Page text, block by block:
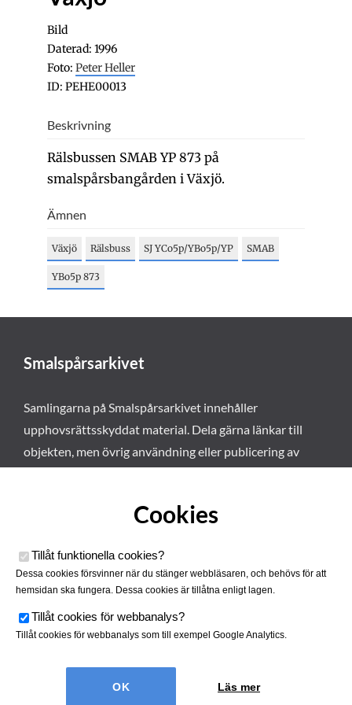
Bild
Daterad: 1996
Foto: Peter Heller
ID: PEHE00013
Beskrivning
Rälsbussen SMAB YP 873 på
smalspårsbangården i Växjö.
Ämnen
Växjö Rälsbuss SJ YCo5p/YBo5p/YP SMAB
YBo5p 873
Smalspårsarkivet
Samlingarna på Smalspårsarkivet innehåller
upphovsrättsskyddat material. Dela gärna länkar till
objekten, men övrig användning eller publicering av
Smalspårsarkivet drivs av
Tjustbygdens Järnvägsförening
Cookies
Tillåt funktionella cookies?
Dessa cookies försvinner när du stänger webbläsaren, och behövs för att
hemsidan ska fungera. Dessa cookies är tillåtna enligt lagen.
Tillåt cookies för webbanalys?
Tillåt cookies för webbanalys som till exempel Google Analytics.
Läs mer